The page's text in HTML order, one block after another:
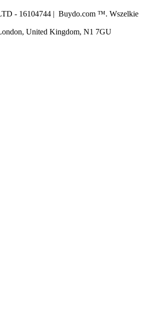
- 16104744 | Buydo.com ™. Wszelkie
United Kingdom, N1 7GU